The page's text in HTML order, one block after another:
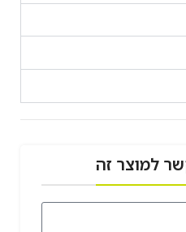
למוצר זה